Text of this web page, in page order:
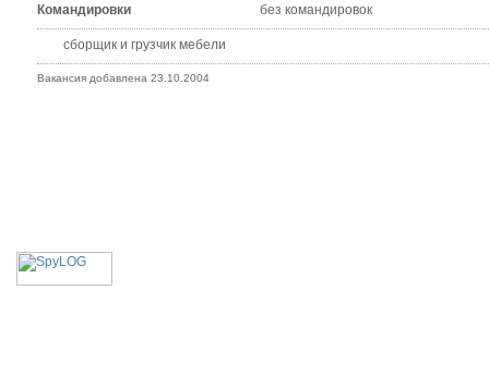
Командировки
без командировок
сборщик и грузчик мебели
Вакансия добавлена 23.10.2004